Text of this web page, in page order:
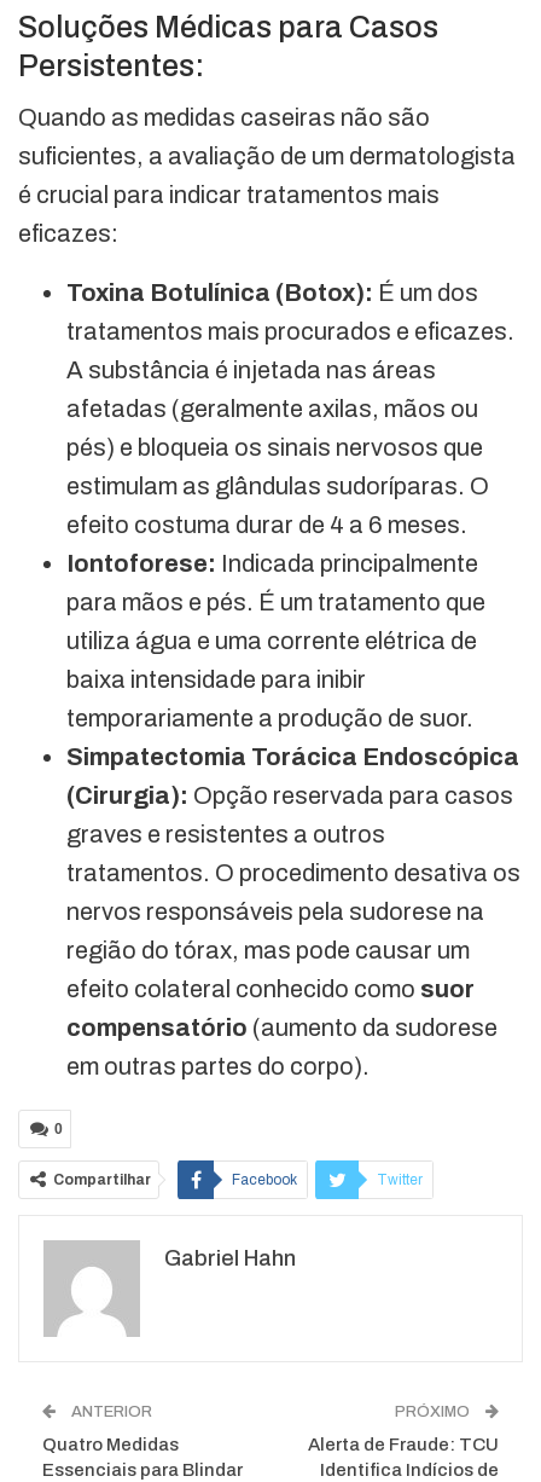
Soluções Médicas para Casos
Persistentes:
Quando as medidas caseiras não são
suficientes, a avaliação de um dermatologista
é crucial para indicar tratamentos mais
eficazes:
Toxina Botulínica (Botox): É um dos
tratamentos mais procurados e eficazes.
A substância é injetada nas áreas
afetadas (geralmente axilas, mãos ou
pés) e bloqueia os sinais nervosos que
estimulam as glândulas sudoríparas. O
efeito costuma durar de 4 a 6 meses.
Iontoforese: Indicada principalmente
para mãos e pés. É um tratamento que
utiliza água e uma corrente elétrica de
baixa intensidade para inibir
temporariamente a produção de suor.
Simpatectomia Torácica Endoscópica
(Cirurgia): Opção reservada para casos
graves e resistentes a outros
tratamentos. O procedimento desativa os
nervos responsáveis pela sudorese na
região do tórax, mas pode causar um
efeito colateral conhecido como suor
compensatório (aumento da sudorese
em outras partes do corpo).
0
Compartilhar Facebook Twitter
WhatsApp
Gabriel Hahn
ANTERIOR
Quatro Medidas
Essenciais para Blindar
PRÓXIMO
Alerta de Fraude: TCU
Identifica Indícios de